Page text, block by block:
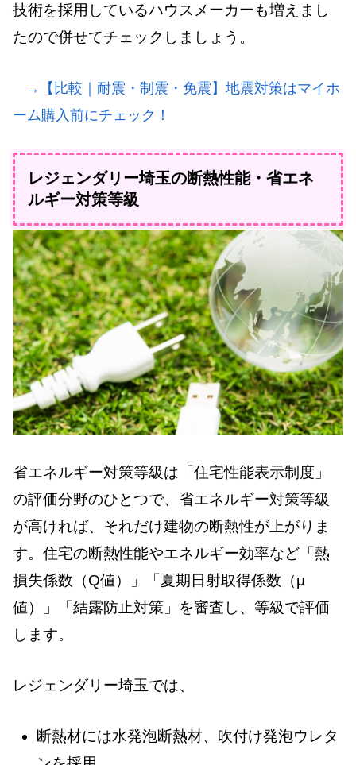
技術を採用しているハウスメーカーも増えまし
たので併せてチェックしましょう。
→【比較｜耐震・制震・免震】地震対策はマイホ
ーム購入前にチェック！
レジェンダリー埼玉の断熱性能・省エネ
ルギー対策等級
省エネルギー対策等級は「住宅性能表示制度」
の評価分野のひとつで、省エネルギー対策等級
が高ければ、それだけ建物の断熱性が上がりま
す。住宅の断熱性能やエネルギー効率など「熱
損失係数（Q値）」「夏期日射取得係数（μ
値）」「結露防止対策」を審査し、等級で評価
します。
レジェンダリー埼玉では、
断熱材には水発泡断熱材、吹付け発泡ウレタ